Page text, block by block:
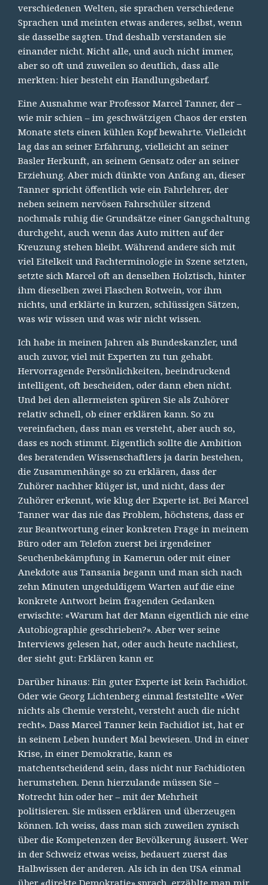
verschiedenen Welten, sie sprachen verschiedene
Sprachen und meinten etwas anderes, selbst, wenn
sie dasselbe sagten. Und deshalb verstanden sie
einander nicht. Nicht alle, und auch nicht immer,
aber so oft und zuweilen so deutlich, dass alle
merkten: hier besteht ein Handlungsbedarf.
Eine Ausnahme war Professor Marcel Tanner, der –
wie mir schien – im geschwätzigen Chaos der ersten
Monate stets einen kühlen Kopf bewahrte. Vielleicht
lag das an seiner Erfahrung, vielleicht an seiner
Basler Herkunft, an seinem Gensatz oder an seiner
Erziehung. Aber mich dünkte von Anfang an, dieser
Tanner spricht öffentlich wie ein Fahrlehrer, der
neben seinem nervösen Fahrschüler sitzend
nochmals ruhig die Grundsätze einer Gangschaltung
durchgeht, auch wenn das Auto mitten auf der
Kreuzung stehen bleibt. Während andere sich mit
viel Eitelkeit und Fachterminologie in Szene setzten,
setzte sich Marcel oft an denselben Holztisch, hinter
ihm dieselben zwei Flaschen Rotwein, vor ihm
nichts, und erklärte in kurzen, schlüssigen Sätzen,
was wir wissen und was wir nicht wissen.
Ich habe in meinen Jahren als Bundeskanzler, und
auch zuvor, viel mit Experten zu tun gehabt.
Hervorragende Persönlichkeiten, beeindruckend
intelligent, oft bescheiden, oder dann eben nicht.
Und bei den allermeisten spüren Sie als Zuhörer
relativ schnell, ob einer erklären kann. So zu
vereinfachen, dass man es versteht, aber auch so,
dass es noch stimmt. Eigentlich sollte die Ambition
des beratenden Wissenschaftlers ja darin bestehen,
die Zusammenhänge so zu erklären, dass der
Zuhörer nachher klüger ist, und nicht, dass der
Zuhörer erkennt, wie klug der Experte ist. Bei Marcel
Tanner war das nie das Problem, höchstens, dass er
zur Beantwortung einer konkreten Frage in meinem
Büro oder am Telefon zuerst bei irgendeiner
Seuchenbekämpfung in Kamerun oder mit einer
Anekdote aus Tansania begann und man sich nach
zehn Minuten ungeduldigem Warten auf die eine
konkrete Antwort beim fragenden Gedanken
erwischte: «Warum hat der Mann eigentlich nie eine
Autobiographie geschrieben?». Aber wer seine
Interviews gelesen hat, oder auch heute nachliest,
der sieht gut: Erklären kann er.
Darüber hinaus: Ein guter Experte ist kein Fachidiot.
Oder wie Georg Lichtenberg einmal feststellte «Wer
nichts als Chemie versteht, versteht auch die nicht
recht». Dass Marcel Tanner kein Fachidiot ist, hat er
in seinem Leben hundert Mal bewiesen. Und in einer
Krise, in einer Demokratie, kann es
matchentscheidend sein, dass nicht nur Fachidioten
herumstehen. Denn hierzulande müssen Sie –
Notrecht hin oder her – mit der Mehrheit
politisieren. Sie müssen erklären und überzeugen
können. Ich weiss, dass man sich zuweilen zynisch
über die Kompetenzen der Bevölkerung äussert. Wer
in der Schweiz etwas weiss, bedauert zuerst das
Halbwissen der anderen. Als ich in den USA einmal
über «direkte Demokratie» sprach, erzählte man mir